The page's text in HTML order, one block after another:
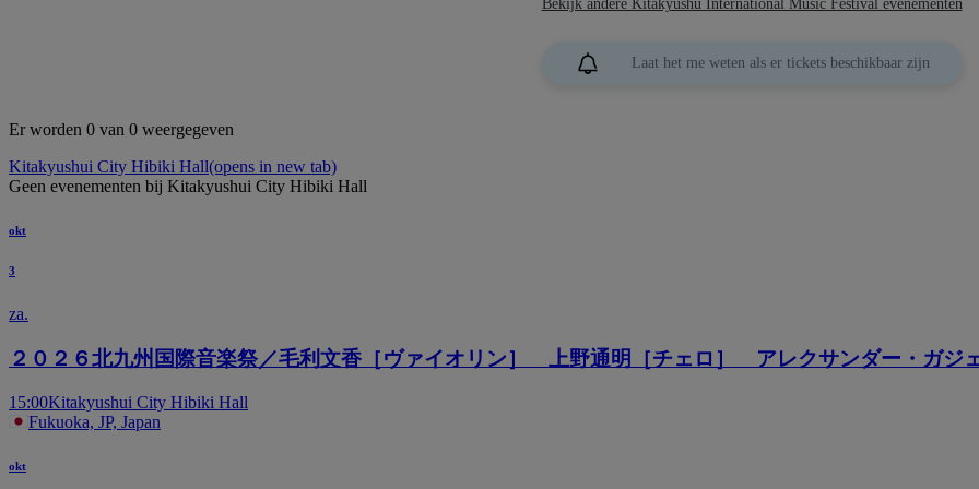
Bekijk andere Kitakyushu International Music Festival evenementen
Laat het me weten als er tickets beschikbaar zijn
Er worden 0 van 0 weergegeven
Kitakyushui City Hibiki Hall(opens in new tab)
Geen evenementen bij Kitakyushui City Hibiki Hall
okt
3
za.
２０２６北九州国際音楽祭／毛利文香［ヴァイオリン］ 上野通明［チェロ］ アレクサンダー・ガジェ
15:00Kitakyushui City Hibiki Hall
Fukuoka, JP, Japan
okt